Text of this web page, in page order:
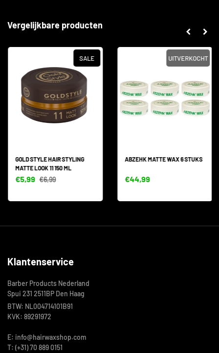
Vergelijkbare producten
SALE
GOLD STYLE HAIR STYLING
MATTE LOOK 11 150 ML
€5,99 €6,99
UITVERKOCHT
ABZEHK MATTE WAX 6 STUKS
€44,99
Klantenservice
Barber Products Nederland
Spui 231 2511BP Den Haag
BTW: NL004714101B91
KVK: 89291972
E: info@hairwaxshop.com
T: (+31) 70 889 0151